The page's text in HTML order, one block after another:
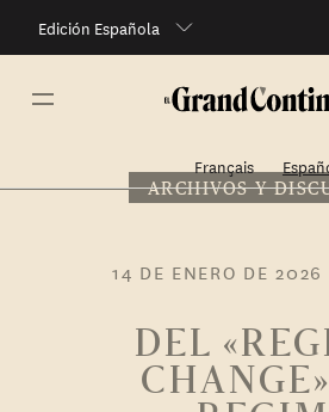
Edición Española
Français
ARCHIVOS Y
14 DE ENERO DE 2026
DEL